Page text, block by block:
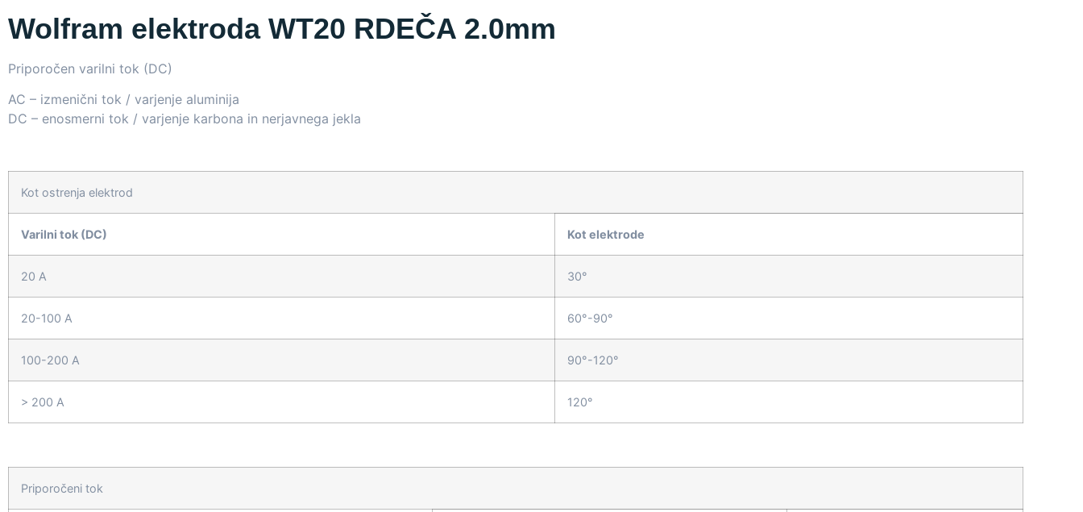
Wolfram elektroda WT20 RDEČA 2.0mm
Priporočen varilni tok (DC)
AC – izmenični tok / varjenje aluminija
DC – enosmerni tok / varjenje karbona in nerjavnega jekla
Kot ostrenja elektrod
Varilni tok (DC) Kot elektrode
20 A 30°
20-100 A 60°-90°
100-200 A 90°-120°
> 200 A 120°
Priporočeni tok